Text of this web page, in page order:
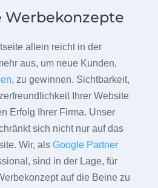
Werbekonzepte
allein reicht in der
aus, um neue Kunden,
, zu gewinnen. Sichtbarkeit,
Ihrer Website
Erfolg Ihrer Firma. Unser
sich nicht nur auf das
Wir, als Google Partner
sind in der Lage, für
auf die Beine zu